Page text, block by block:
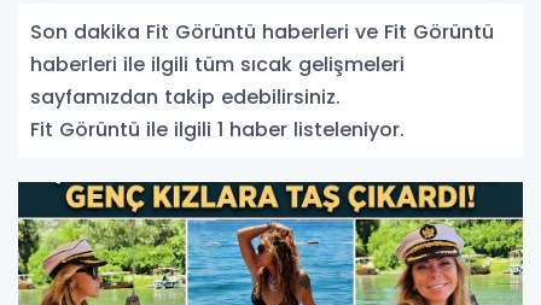
Son dakika Fit Görüntü haberleri ve Fit Görüntü
haberleri ile ilgili tüm sıcak gelişmeleri
sayfamızdan takip edebilirsiniz.
Fit Görüntü ile ilgili 1 haber listeleniyor.